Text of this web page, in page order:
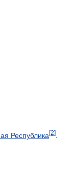
Республика[2]